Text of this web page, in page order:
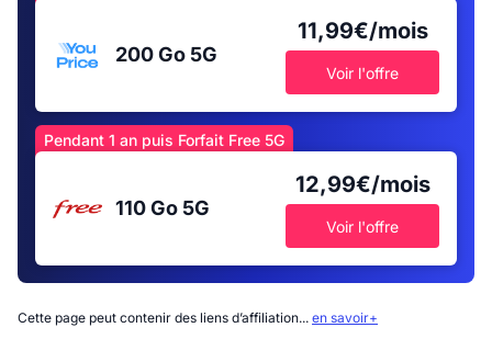
200 Go 5G
11,99€/mois
Voir l'offre
Pendant 1 an puis Forfait Free 5G
110 Go 5G
12,99€/mois
Voir l'offre
Cette page peut contenir des liens d’affiliation... en savoir+